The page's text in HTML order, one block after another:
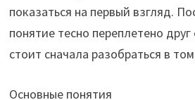
показаться на первый взгляд.
понятие тесно переплетено друг
стоит сначала разобраться в
Основные понятия